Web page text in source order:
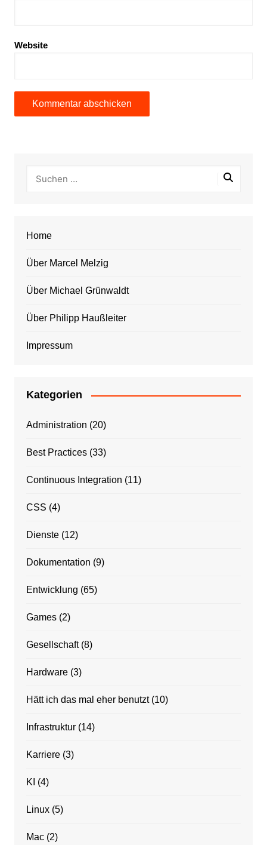
Website
Home
Über Marcel Melzig
Über Michael Grünwaldt
Über Philipp Haußleiter
Impressum
Kategorien
Administration (20)
Best Practices(33)
Continuous Integration (11)
CSS (4)
Dienste(12)
Dokumentation (9)
Entwicklung (65)
Games(2)
Gesellschaft(8)
Hardware(3)
Hätt ich das mal eher benutzt(10)
Infrastruktur(14)
Karriere(3)
KI (4)
Linux(5)
Mac(2)